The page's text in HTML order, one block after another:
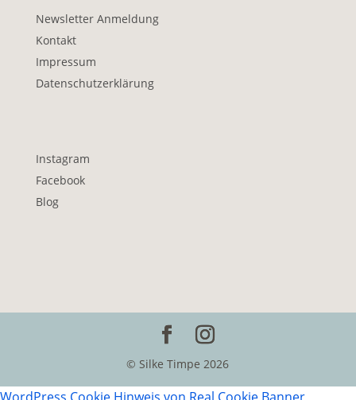
Newsletter Anmeldung
Kontakt
Impressum
Datenschutzerklärung
Instagram
Facebook
Blog
© Silke Timpe 2026